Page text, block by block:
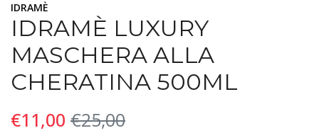
IDRAMÈ
IDRAMÈ LUXURY
MASCHERA ALLA
CHERATINA 500ML
€11,00 €25,00